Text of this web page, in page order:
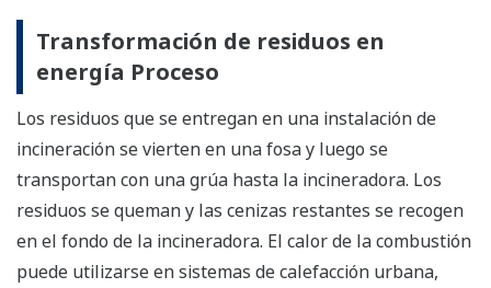
Transformación de residuos en
energía Proceso
Los residuos que se entregan en una instalación de
incineración se vierten en una fosa y luego se
transportan con una grúa hasta la incineradora. Los
residuos se queman y las cenizas restantes se recogen
en el fondo de la incineradora. El calor de la combustión
puede utilizarse en sistemas de calefacción urbana,